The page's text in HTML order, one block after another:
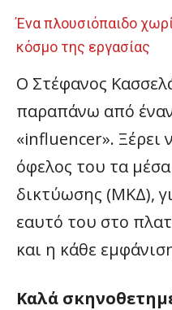
Ένα πλουσιόπαιδο
κόσμο της εργασίας
Ο Στέφανος
παραπάνω από
«influencer». Ξέρει
όφελος του τα
δικτύωσης (ΜΚΔ),
εαυτό του στο
και η κάθε
Καλά